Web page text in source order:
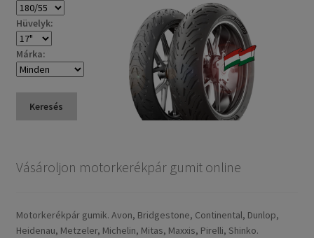
Hüvelyk:
Márka:
Keresés
Vásároljon motorkerékpár gumit online
Motorkerékpár gumik. Avon, Bridgestone, Continental, Dunlop,
Heidenau, Metzeler, Michelin, Mitas, Maxxis, Pirelli, Shinko.